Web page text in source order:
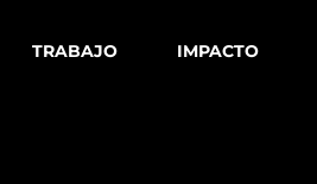
TRABAJO IMPACTO